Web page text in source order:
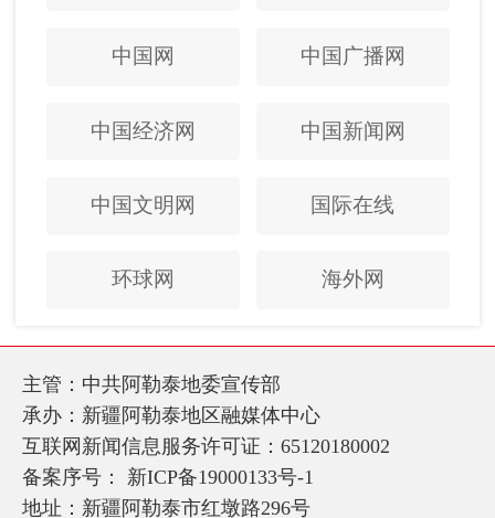
中国网 中国广播网
中国经济网 中国新闻网
中国文明网 国际在线
环球网 海外网
主管：中共阿勒泰地委宣传部
承办：新疆阿勒泰地区融媒体中心
互联网新闻信息服务许可证：65120180002
备案序号： 新ICP备19000133号-1
地址：新疆阿勒泰市红墩路296号